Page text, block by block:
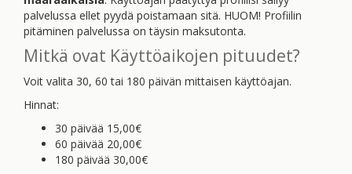
palvelussa ellet pyydä poistamaan sitä. HUOM! Profiilin
pitäminen palvelussa on täysin maksutonta.
Mitkä ovat Käyttöaikojen pituudet?
Voit valita 30, 60 tai 180 päivän mittaisen käyttöajan.
Hinnat:
30 päivää 15,00€
60 päivää 20,00€
180 päivää 30,00€